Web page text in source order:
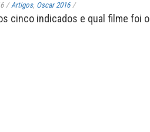
/ Artigos, Oscar 2016 /
cinco indicados e qual filme foi o